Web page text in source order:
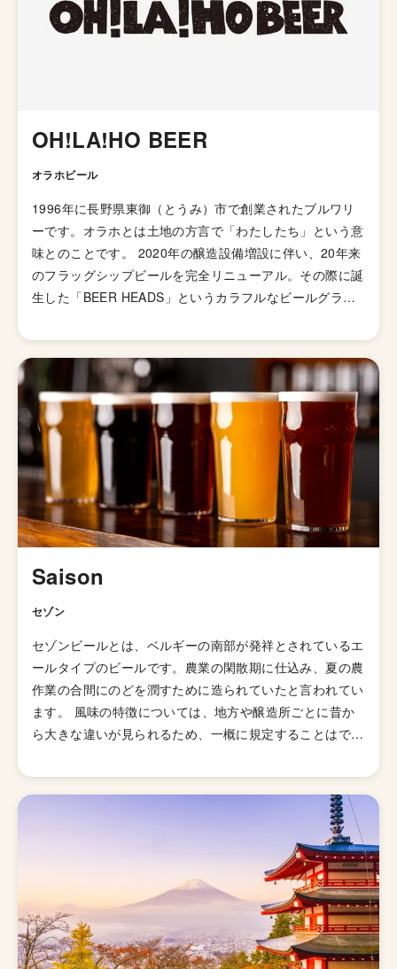
OH!LA!HO BEER
オラホビール
1996年に長野県東御（とうみ）市で創業されたブルワリ
ーです。オラホとは土地の方言で「わたしたち」という意
味とのことです。 2020年の醸造設備増設に伴い、20年来
のフラッグシップビールを完全リニューアル。その際に誕
生した「BEER HEADS」というカラフルなビールグラス
地ビールブームに乗って創業された同ブルワリーですが、
ブームの終焉という谷の時代を乗り越えて、現在ではトレ
ンドやスタイルに囚われない、自由なビールづくりを続け
ています。 長野県東御市の長い日照時間、低降水量とい
うホップ栽培にピッタリな気候を活かし、2010年からは
ホップの自社栽培にも取り組んでいるとのことです。
Saison
セゾン
セゾンビールとは、ベルギーの南部が発祥とされているエ
ールタイプのビールです。農業の閑散期に仕込み、夏の農
作業の合間にのどを潤すために造られていたと言われてい
ます。 風味の特徴については、地方や醸造所ごとに昔か
ら大きな違いが見られるため、一概に規定することはでき
ムの範囲で、モルト・アロマのレベルも低く、胡椒に似た
スパイシーな愛ジワのビールが多いです。夏の農作業の合
間に飲むという本来の目的にから、酔っ払って仕事ができ
なくならないようにあアルコール度数も低めなものが多い
です。 セゾンの語源はシーズンからきており、本来は夏